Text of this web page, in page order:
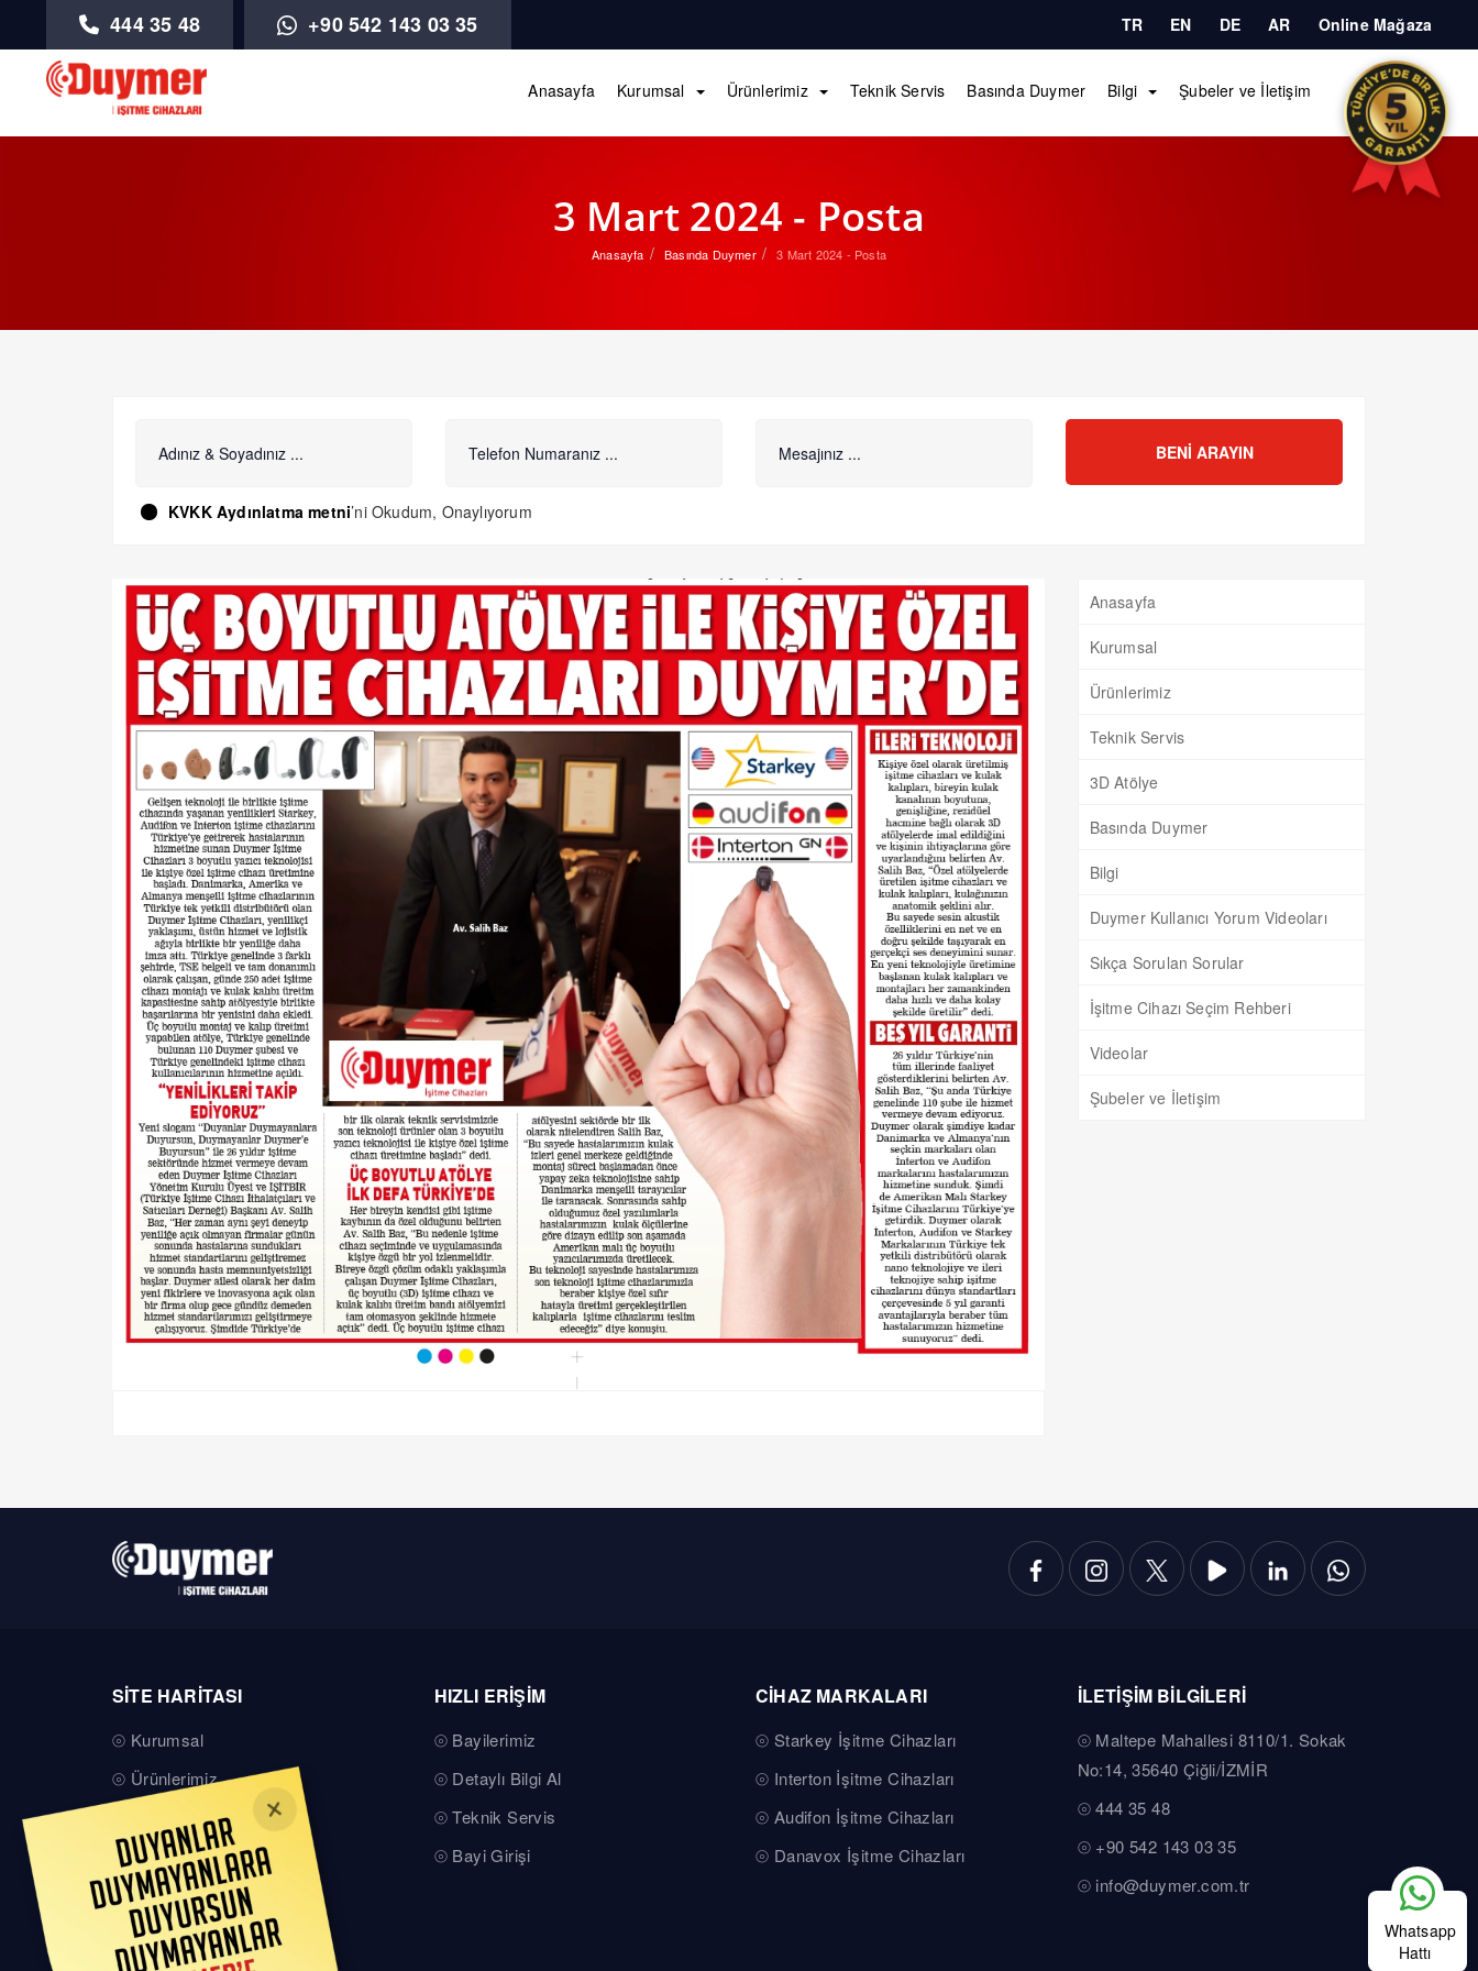
444 35 48 +90 542 143 03 35 Online Mağaza
AR
DE
EN
TR
Anasayfa Kurumsal Ürünlerimiz Teknik Servis Basında Duymer Bilgi Şubeler ve İletişim
3 Mart 2024 - Posta
Anasayfa Basında Duymer 3 Mart 2024 - Posta
BENI ARAYIN
KVKK Aydınlatma metni’ni Okudum, Onaylıyorum
Anasayfa
Kurumsal
Ürünlerimiz
Teknik Servis
3D Atölye
Basında Duymer
Bilgi
Duymer Kullanıcı Yorum Videoları
Sıkça Sorulan Sorular
İşitme Cihazı Seçim Rehberi
Videolar
Şubeler ve İletişim
SİTE HARİTASI
Kurumsal
Ürünlerimiz
Teknik Servis
Basında Duymer
Kalite Belgelerimiz
HIZLI ERİŞİM
Bayilerimiz
Detaylı Bilgi Al
Teknik Servis
Bayi Girişi
CİHAZ MARKALARI
Starkey İşitme Cihazları
Interton İşitme Cihazları
Audifon İşitme Cihazları
Danavox İşitme Cihazları
İLETİŞİM BİLGİLERİ
Maltepe Mahallesi 8110/1. Sokak
No:14, 35640 Çiğli/İZMİR
444 35 48
+90 542 143 03 35
info@duymer.com.tr
Whatsapp
Hattı